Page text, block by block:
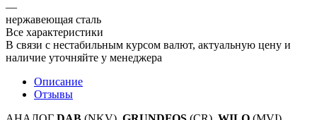
—
нержавеющая сталь
Все характеристики
В связи с нестабильным курсом валют, актуальную цену и
наличие уточняйте у менеджера
Описание
Отзывы